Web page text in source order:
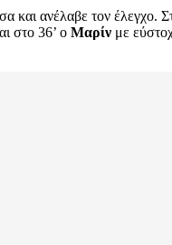
και ανέλαβε τον έλεγχο.
στο 36’ ο Μαρίν με